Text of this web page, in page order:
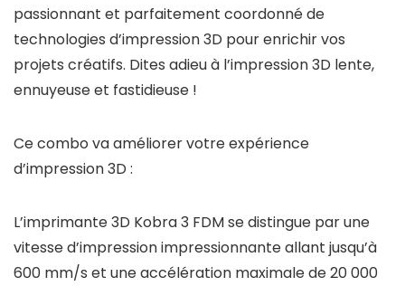
passionnant et parfaitement coordonné de
technologies d’impression 3D pour enrichir vos
projets créatifs. Dites adieu à l’impression 3D lente,
ennuyeuse et fastidieuse !
Ce combo va améliorer votre expérience
d’impression 3D :
L’imprimante 3D Kobra 3 FDM se distingue par une
vitesse d’impression impressionnante allant jusqu’à
600 mm/s et une accélération maximale de 20 000